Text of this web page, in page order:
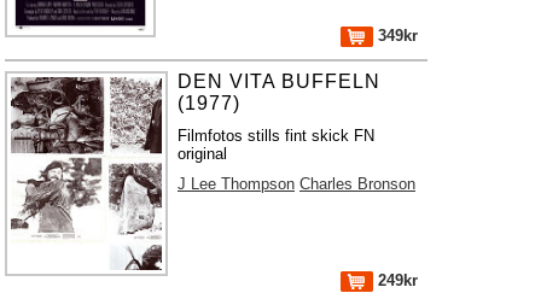
349kr
DEN VITA BUFFELN
(1977)
Filmfotos stills fint skick FN
original
J Lee Thompson Charles Bronson
249kr